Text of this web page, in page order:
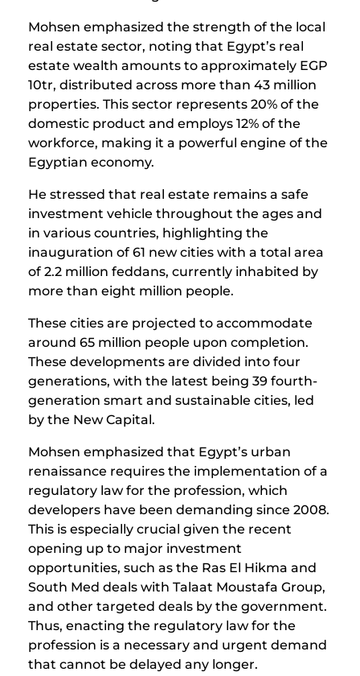
Mohsen emphasized the strength of the local
real estate sector, noting that Egypt’s real
estate wealth amounts to approximately EGP
10tr, distributed across more than 43 million
properties. This sector represents 20% of the
domestic product and employs 12% of the
workforce, making it a powerful engine of the
Egyptian economy.
He stressed that real estate remains a safe
investment vehicle throughout the ages and
in various countries, highlighting the
inauguration of 61 new cities with a total area
of 2.2 million feddans, currently inhabited by
more than eight million people.
These cities are projected to accommodate
around 65 million people upon completion.
These developments are divided into four
generations, with the latest being 39 fourth-
generation smart and sustainable cities, led
by the New Capital.
Mohsen emphasized that Egypt’s urban
renaissance requires the implementation of a
regulatory law for the profession, which
developers have been demanding since 2008.
This is especially crucial given the recent
opening up to major investment
opportunities, such as the Ras El Hikma and
South Med deals with Talaat Moustafa Group,
and other targeted deals by the government.
Thus, enacting the regulatory law for the
profession is a necessary and urgent demand
that cannot be delayed any longer.